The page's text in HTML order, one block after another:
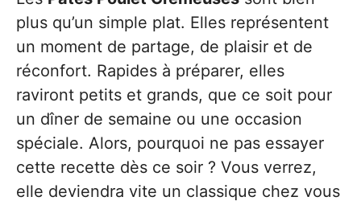
plus qu’un simple plat. Elles représentent
un moment de partage, de plaisir et de
réconfort. Rapides à préparer, elles
raviront petits et grands, que ce soit pour
un dîner de semaine ou une occasion
spéciale. Alors, pourquoi ne pas essayer
cette recette dès ce soir ? Vous verrez,
elle deviendra vite un classique chez vous